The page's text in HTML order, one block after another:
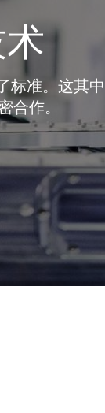
活动新闻
赋能未来 ⸺
2026
或圆柱式真空阀
阀
标准。这其中
合作。